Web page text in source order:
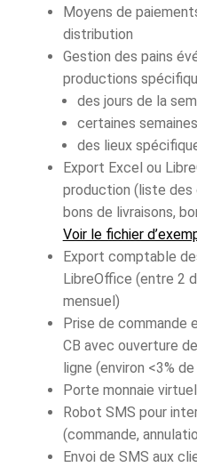
Moyens de
distribution
Gestion des pains
productions
des jours de la
certaines semaines
des lieux
Export Excel ou
production (liste des
bons de livraisons,
Voir le fichier
Export comptable
LibreOffice (entre 2
mensuel)
Prise de commande
CB avec ouverture
ligne (environ <3%
Porte monnaie
Robot SMS pour
(commande,
Envoi de SMS aux